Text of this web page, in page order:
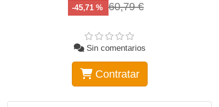
-45,71 % 60,79 €
Sin comentarios
Contratar